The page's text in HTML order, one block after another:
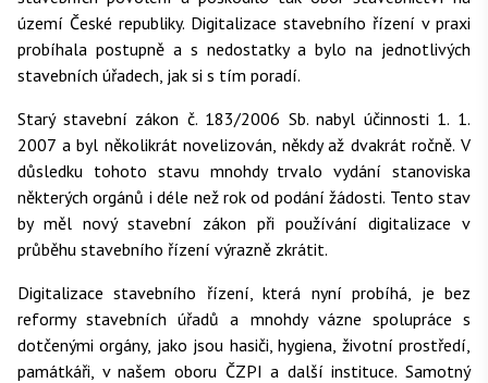
území České republiky. Digitalizace stavebního řízení v praxi
probíhala postupně a s nedostatky a bylo na jednotlivých
stavebních úřadech, jak si s tím poradí.
Starý stavební zákon č. 183/2006 Sb. nabyl účinnosti 1. 1.
2007 a byl několikrát novelizován, někdy až dvakrát ročně. V
důsledku tohoto stavu mnohdy trvalo vydání stanoviska
některých orgánů i déle než rok od podání žádosti. Tento stav
by měl nový stavební zákon při používání digitalizace v
průběhu stavebního řízení výrazně zkrátit.
Digitalizace stavebního řízení, která nyní probíhá, je bez
reformy stavebních úřadů a mnohdy vázne spolupráce s
dotčenými orgány, jako jsou hasiči, hygiena, životní prostředí,
památkáři, v našem oboru ČZPI a další instituce. Samotný